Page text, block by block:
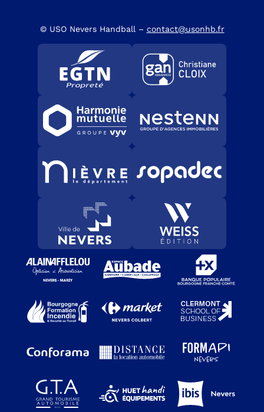
© USO Nevers Handball – contact@usonhb.fr